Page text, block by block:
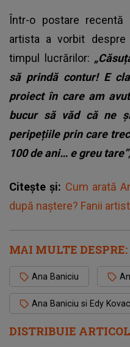
DISTRIBUIE
Într-o postare recentă
artista a vorbit despre
timpul lucrărilor:
să prindă contur! E
proiect în care am
bucur să văd că ne
peripețiile prin care
100 de ani… e greu tare”
Citește și: Cum arată
după naștere? Fanii
MAI MULTE DESPRE:
Ana Baniciu
Ana Baniciu si Edy